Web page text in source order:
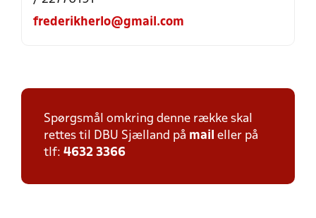
frederikherlo@gmail.com
Spørgsmål omkring denne række skal
rettes til DBU Sjælland på mail eller på
tlf: 4632 3366